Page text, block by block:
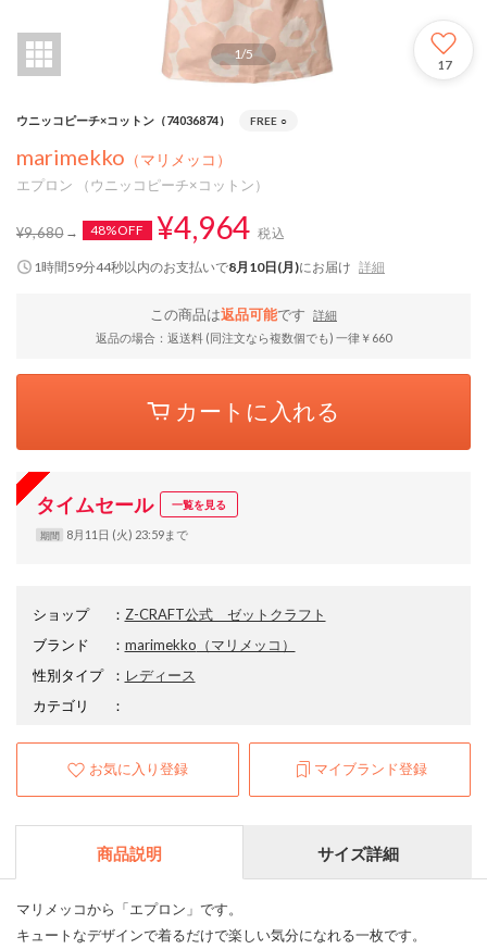
1/5
17
ウニッコピーチ×コットン（74036874） FREE ○
marimekko （マリメッコ）
エプロン （ウニッコピーチ×コットン）
¥9,680 48%OFF ¥4,964 税込
1時間59分44秒以内のお支払いで8月10日(月)にお届け 詳細
この商品は返品可能です
詳細
返品の場合：返送料 (同注文なら複数個でも) 一律￥660
カートに入れる
タイムセール 一覧を見る
期間 8月11日 (火) 23:59まで
ショップ ： Z-CRAFT公式 ゼットクラフト
ブランド
： marimekko （マリメッコ）
性別タイプ
： レディース
カテゴリ
：
お気に入り登録 マイブランド登録
商品説明 サイズ詳細
マリメッコから「エプロン」です。
キュートなデザインで着るだけで楽しい気分になれる一枚です。